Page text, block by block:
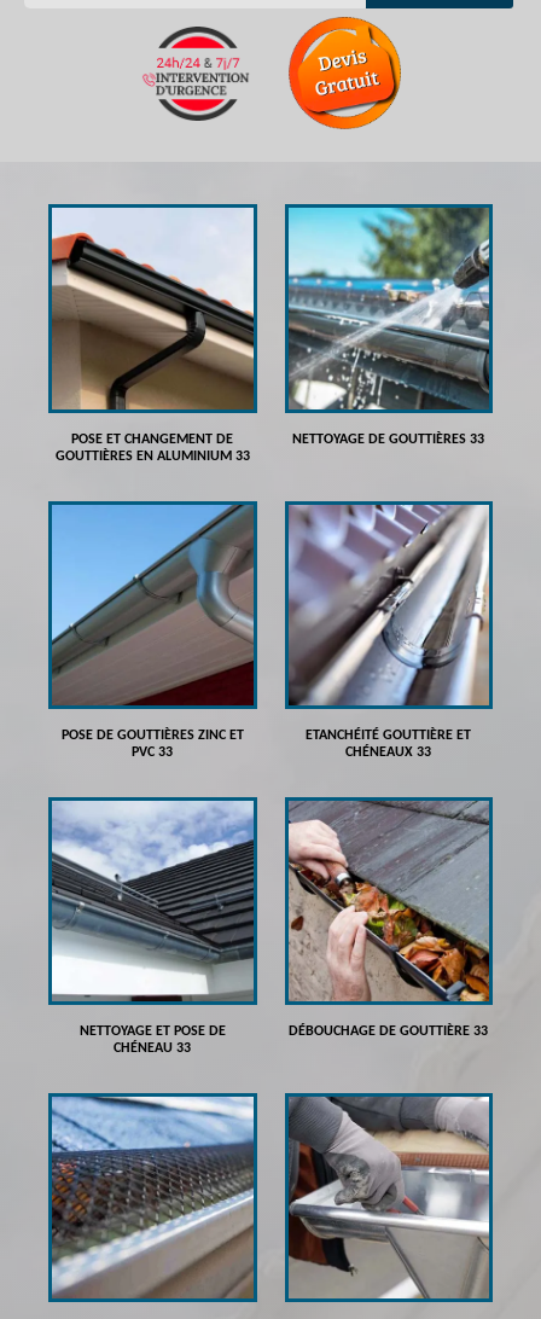
POSE ET CHANGEMENT DE
GOUTTIÈRES EN ALUMINIUM 33
NETTOYAGE DE GOUTTIÈRES 33
POSE DE GOUTTIÈRES ZINC ET
PVC 33
ETANCHÉITÉ GOUTTIÈRE ET
CHÉNEAUX 33
NETTOYAGE ET POSE DE
CHÉNEAU 33
DÉBOUCHAGE DE GOUTTIÈRE 33